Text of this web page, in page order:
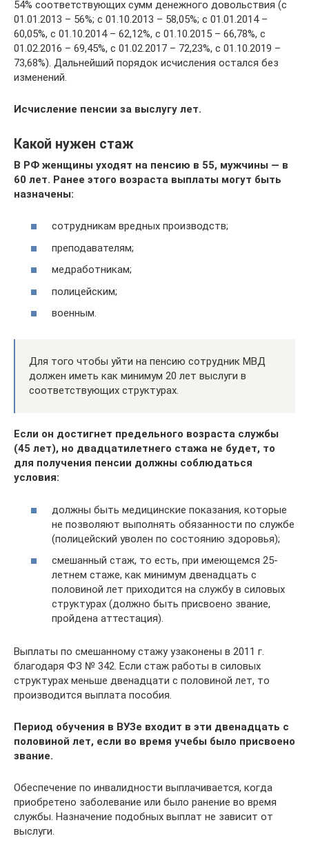
54% соответствующих сумм денежного довольствия (с
01.01.2013 – 56%; с 01.10.2013 – 58,05%; с 01.01.2014 –
60,05%, с 01.10.2014 – 62,12%, с 01.10.2015 – 66,78%, с
01.02.2016 – 69,45%, с 01.02.2017 – 72,23%, с 01.10.2019 –
73,68%). Дальнейший порядок исчисления остался без
изменений.
Исчисление пенсии за выслугу лет.
Какой нужен стаж
В РФ женщины уходят на пенсию в 55, мужчины — в
60 лет. Ранее этого возраста выплаты могут быть
назначены:
сотрудникам вредных производств;
преподавателям;
медработникам;
полицейским;
военным.
Для того чтобы уйти на пенсию сотрудник МВД
должен иметь как минимум 20 лет выслуги в
соответствующих структурах.
Если он достигнет предельного возраста службы
(45 лет), но двадцатилетнего стажа не будет, то
для получения пенсии должны соблюдаться
условия:
должны быть медицинские показания, которые
не позволяют выполнять обязанности по службе
(полицейский уволен по состоянию здоровья);
смешанный стаж, то есть, при имеющемся 25-
летнем стаже, как минимум двенадцать с
половиной лет приходится на службу в силовых
структурах (должно быть присвоено звание,
пройдена аттестация).
Выплаты по смешанному стажу узаконены в 2011 г.
благодаря ФЗ № 342. Если стаж работы в силовых
структурах меньше двенадцати с половиной лет, то
производится выплата пособия.
Период обучения в ВУЗе входит в эти двенадцать с
половиной лет, если во время учебы было присвоено
звание.
Обеспечение по инвалидности выплачивается, когда
приобретено заболевание или было ранение во время
службы. Назначение подобных выплат не зависит от
выслуги.